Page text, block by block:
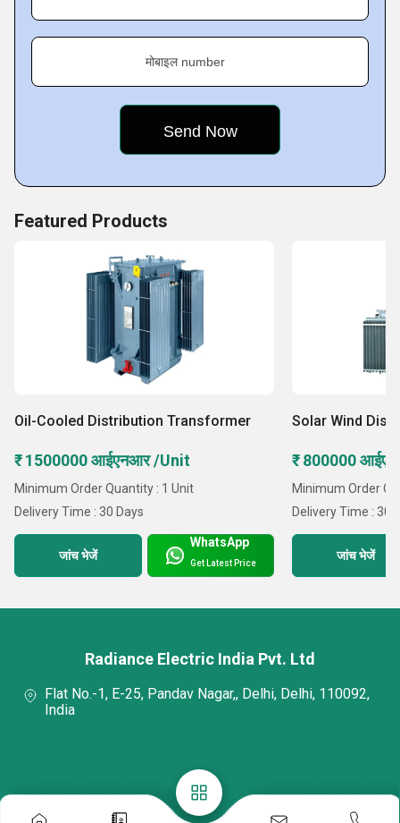
मोबाइल number
Featured Products
Oil-Cooled Distribution Transformer
₹ 1500000 आईएनआर /Unit
Minimum Order Quantity : 1 Unit
Delivery Time : 30 Days
जांच भेजें
WhatsApp
Get Latest Price
Solar Wind
₹ 800000
Minimum Order
Delivery Time : 30
जांच भेजें
Radiance Electric India Pvt. Ltd
Flat No.-1, E-25, Pandav Nagar,, Delhi, Delhi, 110092,
India